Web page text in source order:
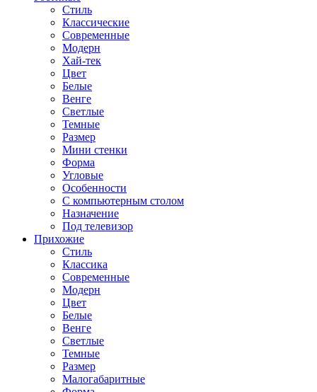
Стиль
Классические
Современные
Модерн
Хай-тек
Цвет
Белые
Венге
Светлые
Темные
Размер
Мини стенки
Форма
Угловые
Особенности
С компьютерным столом
Назначение
Под телевизор
Прихожие
Стиль
Классика
Современные
Модерн
Цвет
Белые
Венге
Светлые
Темные
Размер
Малогабаритные